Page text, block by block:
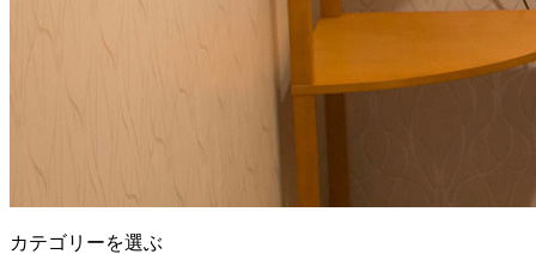
カテゴリーを選ぶ